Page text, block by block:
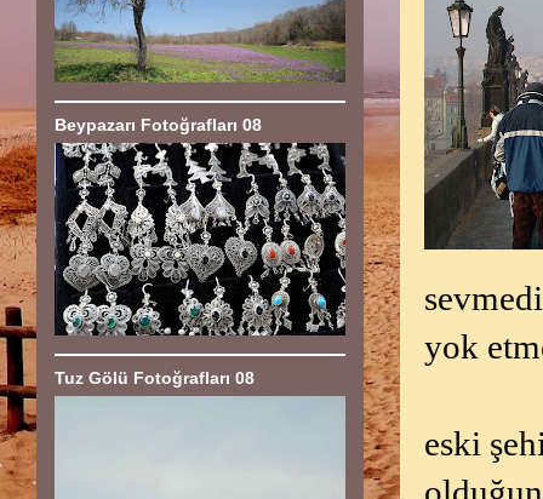
yok
eski
Beypazarı Fotoğrafları 08
Tuz Gölü Fotoğrafları 08